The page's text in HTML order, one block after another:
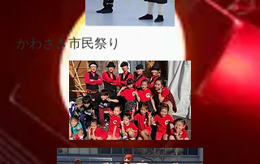
​かわさき市民祭り